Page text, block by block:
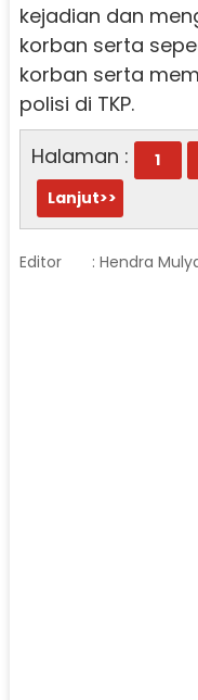
kejadian dan
korban serta
korban serta
polisi di TKP.
Halaman :
1
Lanjut>>
Editor : Hendra